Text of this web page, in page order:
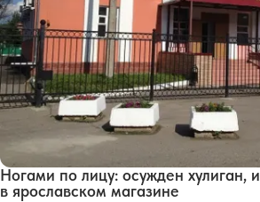
Ногами по лицу: осужден хулиган,
в ярославском магазине